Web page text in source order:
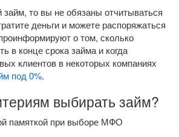
займ, то вы не обязаны отчитываться
деньги и можете распоряжаться
о том, сколько
в конце срока займа и когда
клиентов в некоторых компаниях
под 0%.
выбирать займ?
памяткой при выборе МФО